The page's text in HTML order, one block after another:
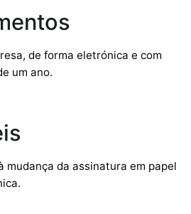
de forma eletrónica e com
um ano.
mudança da assinatura em papel